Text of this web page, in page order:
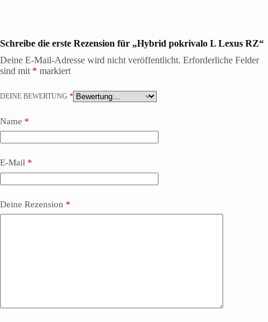
Schreibe die erste Rezension für „Hybrid pokrivalo L Lexus RZ“
Deine E-Mail-Adresse wird nicht veröffentlicht. Erforderliche Felder
sind mit * markiert
DEINE BEWERTUNG *
Name *
E-Mail *
Deine Rezension *